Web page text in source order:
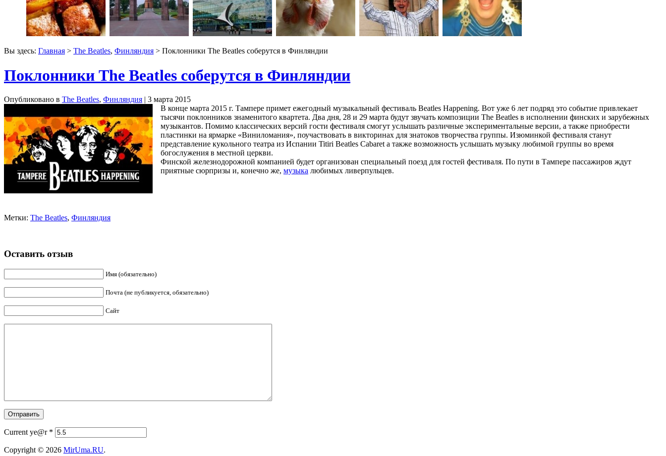
Вы здесь: Главная > The Beatles, Финляндия > Поклонники The Beatles соберутся в Финляндии
Поклонники The Beatles соберутся в Финляндии
Опубликовано в The Beatles, Финляндия | 3 марта 2015
В конце марта 2015 г. Тампере примет ежегодный музыкальный фестиваль Beatles Happening. Вот уже 6 лет подряд это событие привлекает
тысячи поклонников знаменитого квартета. Два дня, 28 и 29 марта будут звучать композиции The Beatles в исполнении финских и зарубежных
музыкантов. Помимо классических версий гости фестиваля смогут услышать различные экспериментальные версии, а также приобрести
пластинки на ярмарке «Виниломания», поучаствовать в викторинах для знатоков творчества группы. Изюминкой фестиваля станут
представление кукольного театра из Испании Titiri Beatles Cabaret а также возможность услышать музыку любимой группы во время
богослужения в местной церкви.
Финской железнодорожной компанией будет организован специальный поезд для гостей фестиваля. По пути в Тампере пассажиров ждут
приятные сюрпризы и, конечно же, музыка любимых ливерпульцев.
Метки: The Beatles, Финляндия
Оставить отзыв
Имя (обязательно)
Почта (не публикуется, обязательно)
Сайт
Current ye@r *
Copyright © 2026 MirUma.RU.